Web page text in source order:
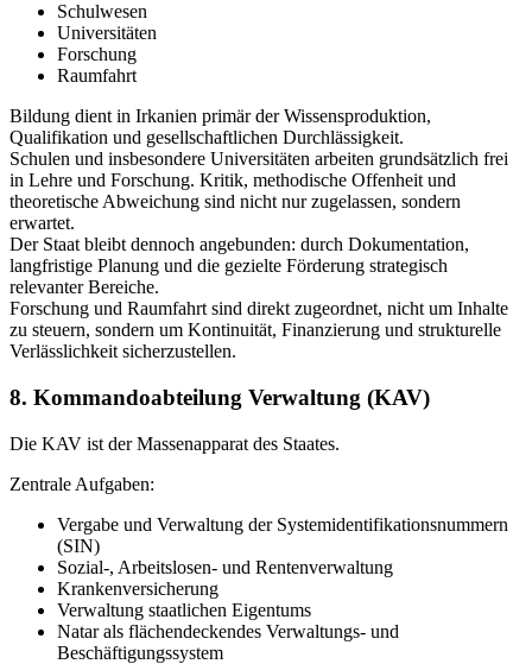
Schulwesen
Universitäten
Forschung
Raumfahrt
Bildung dient in Irkanien primär der Wissensproduktion,
Qualifikation und gesellschaftlichen Durchlässigkeit.
Schulen und insbesondere Universitäten arbeiten grundsätzlich frei
in Lehre und Forschung. Kritik, methodische Offenheit und
theoretische Abweichung sind nicht nur zugelassen, sondern
erwartet.
Der Staat bleibt dennoch angebunden: durch Dokumentation,
langfristige Planung und die gezielte Förderung strategisch
relevanter Bereiche.
Forschung und Raumfahrt sind direkt zugeordnet, nicht um Inhalte
zu steuern, sondern um Kontinuität, Finanzierung und strukturelle
Verlässlichkeit sicherzustellen.
8. Kommandoabteilung Verwaltung (KAV)
Die KAV ist der Massenapparat des Staates.
Zentrale Aufgaben:
Vergabe und Verwaltung der Systemidentifikationsnummern
(SIN)
Sozial-, Arbeitslosen- und Rentenverwaltung
Krankenversicherung
Verwaltung staatlichen Eigentums
Natar als flächendeckendes Verwaltungs- und
Beschäftigungssystem